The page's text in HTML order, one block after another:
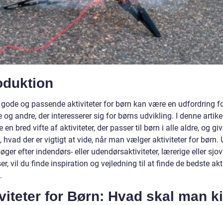
og passende aktiviteter for børn kan være en udfordring
andre, der interesserer sig for børns udvikling. I denne
en bred vifte af aktiviteter, der passer til børn i alle aldre, og
hvad der er vigtigt at vide, når man vælger aktiviteter for børn.
efter indendørs- eller udendørsaktiviteter, lærerige eller
vil du finde inspiration og vejledning til at finde de bedste
for Børn: Hvad skal man